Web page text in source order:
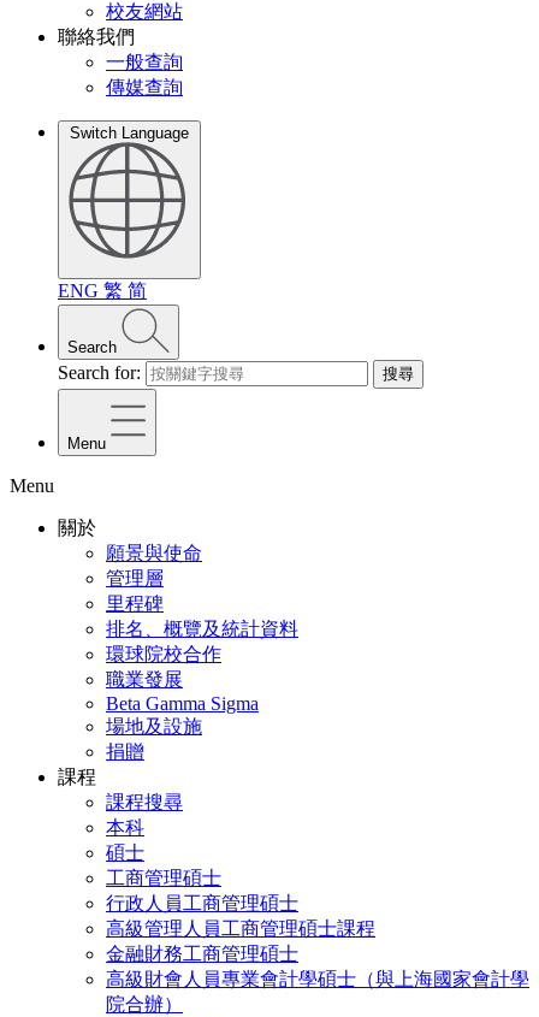
校友網站
聯絡我們
一般查詢
傳媒查詢
Switch Language
ENG 繁 简
Search
Search for: 搜尋
Menu
Menu
關於
願景與使命
管理層
里程碑
排名、概覽及統計資料
環球院校合作
職業發展
Beta Gamma Sigma
場地及設施
捐贈
課程
課程搜尋
本科
碩士
工商管理碩士
行政人員工商管理碩士
高級管理人員工商管理碩士課程
金融財務工商管理碩士
高級財會人員專業會計學碩士（與上海國家會計學
院合辦）